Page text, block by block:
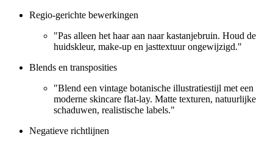
Regio-gerichte bewerkingen
"Pas alleen het haar aan naar kastanjebruin. Houd de
huidskleur, make-up en jasttextuur ongewijzigd."
Blends en transposities
"Blend een vintage botanische illustratiestijl met een
moderne skincare flat-lay. Matte texturen, natuurlijke
schaduwen, realistische labels."
Negatieve richtlijnen